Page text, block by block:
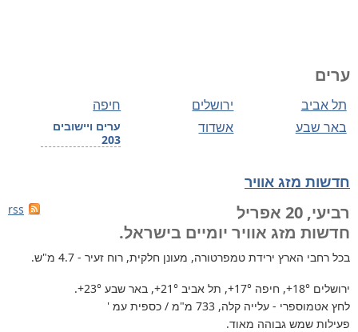
ערים
חיפה ירושלים תל אביב
ערים ויישובים
203
אשדוד באר שבע
חדשות מזג אוויר
rss
רביעי, 20 אפריל
חדשות מזג אוויר יומיים בישראל.
בכל רחבי הארץ ירידת טמפרטורה, מעונן חלקית, רוח זעיר - 4.7 מ"ש.
ירושלים +18°, חיפה +17°, תל אביב +21°, באר שבע +23°
.
לחץ אטמוספרי - עלייה קלה, 733 מ"מ / כספית עמ '
פעילות שמש גבוהה מאוד.